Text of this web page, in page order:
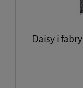
Daisy i